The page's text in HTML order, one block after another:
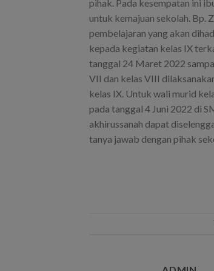
pihak. Pada kesempatan ini
untuk kemajuan sekolah. Bp.
pembelajaran yang akan
kepada kegiatan kelas IX
tanggal 24 Maret 2022
VII dan kelas VIII
kelas IX. Untuk wali murid
pada tanggal 4 Juni 2022 di
akhirussanah dapat
tanya jawab dengan pihak